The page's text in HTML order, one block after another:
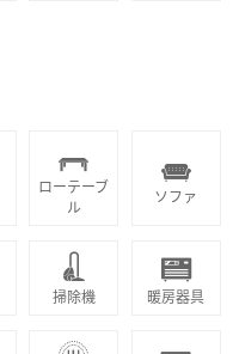
ローテーブ
ル
ソファ
掃除機 暖房器具